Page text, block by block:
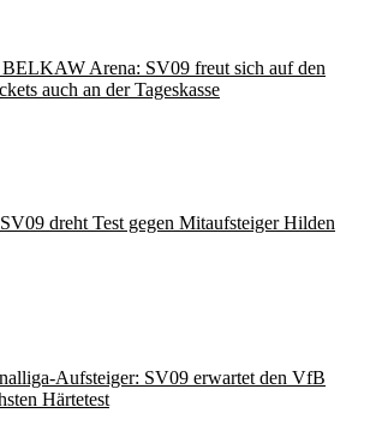
Arena: SV09 freut sich auf den
auch an der Tageskasse
dreht Test gegen Mitaufsteiger Hilden
Aufsteiger: SV09 erwartet den VfB
Härtetest